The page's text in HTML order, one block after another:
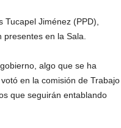
Jiménez (PPD),
en la Sala.
algo que se ha
en la comisión de Trabajo
que seguirán entablando